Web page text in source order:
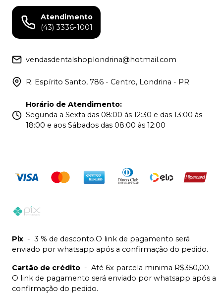
Atendimento
(43) 3336-1001
vendasdentalshoplondrina@hotmail.com
R. Espírito Santo, 786 - Centro, Londrina - PR
Horário de Atendimento:
Segunda a Sexta das 08:00 às 12:30 e das 13:00 às
18:00 e aos Sábados das 08:00 às 12:00
Pix - 3 % de desconto.O link de pagamento será
enviado por whatsapp após a confirmação do pedido.
Cartão de crédito - Até 6x parcela minima R$350,00.
O link de pagamento será enviado por whatsapp após a
confirmação do pedido.